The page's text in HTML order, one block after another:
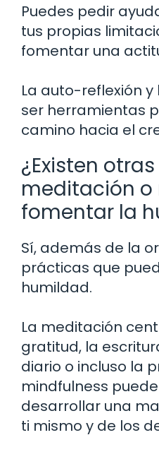
Puedes pedir
tus propias
fomentar una
La auto-reflexión
ser herramientas
camino hacia el
¿Existen
meditación o
fomentar la
Sí, además de la
prácticas que
humildad.
La meditación
gratitud, la
diario o incluso la
mindfulness
desarrollar una
ti mismo y de los